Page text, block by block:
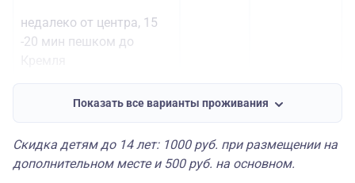
недалеко от центра, 15
-20 мин пешком до
Подворье 2*
завтрак
континентальный
17 900
Показать все варианты проживания
Скидка детям до 14 лет: 1000 руб. при размещении на
дополнительном месте и 500 руб. на основном.